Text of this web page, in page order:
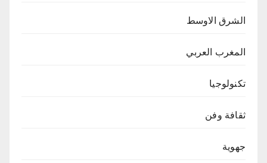
الشرق الاوسط
المغرب العربي
تكنولوجيا
ثقافة وفن
جهوية